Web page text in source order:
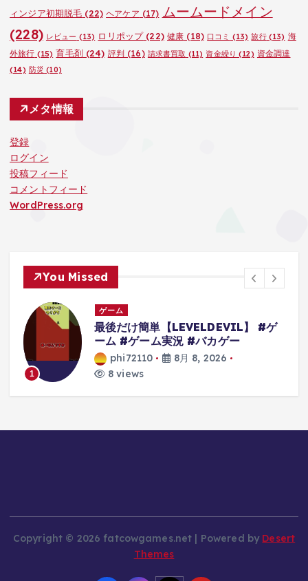
ィンジア初期脱毛 (22) ヘアケア (17) ムームードメイン
(228) レビュー (13) ロリポップ(22) 健康 (18) 口コミ (13) 旅行(13) 海
外旅行 (15) 育毛剤(24) 評判 (16) 請求書買取 (11) 資金繰り (12) 資金調達
(14) 防災 (10)
メタ情報
登録
ログイン
投稿フィード
コメントフィード
WordPress.org
You Missed
1
ゲーム
最後だけ簡単【LEVELDEVIL】 #ゲ
ーム #ゲーム実況 #バカゲー
phi72110
8月 8, 2026
8 views
Copyright © 2026 fatcowgames.net | Powered by Desert
Themes